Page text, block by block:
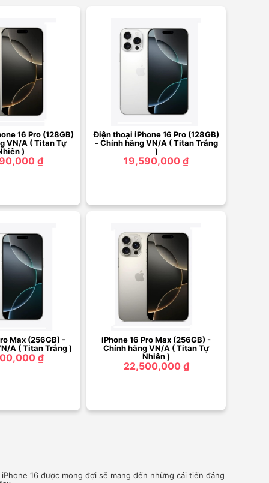
16 Pro (128GB)
VN/A ( Titan Tự
)
₫
Điện thoại iPhone 16 Pro (128GB)
- Chính hãng VN/A ( Titan Trắng
)
19,590,000 ₫
Max (256GB) -
A ( Titan Trắng )
₫
iPhone 16 Pro Max (256GB) -
Chính hãng VN/A ( Titan Tự
Nhiên )
22,500,000 ₫
16 được mong đợi sẽ mang đến những cải tiến đáng